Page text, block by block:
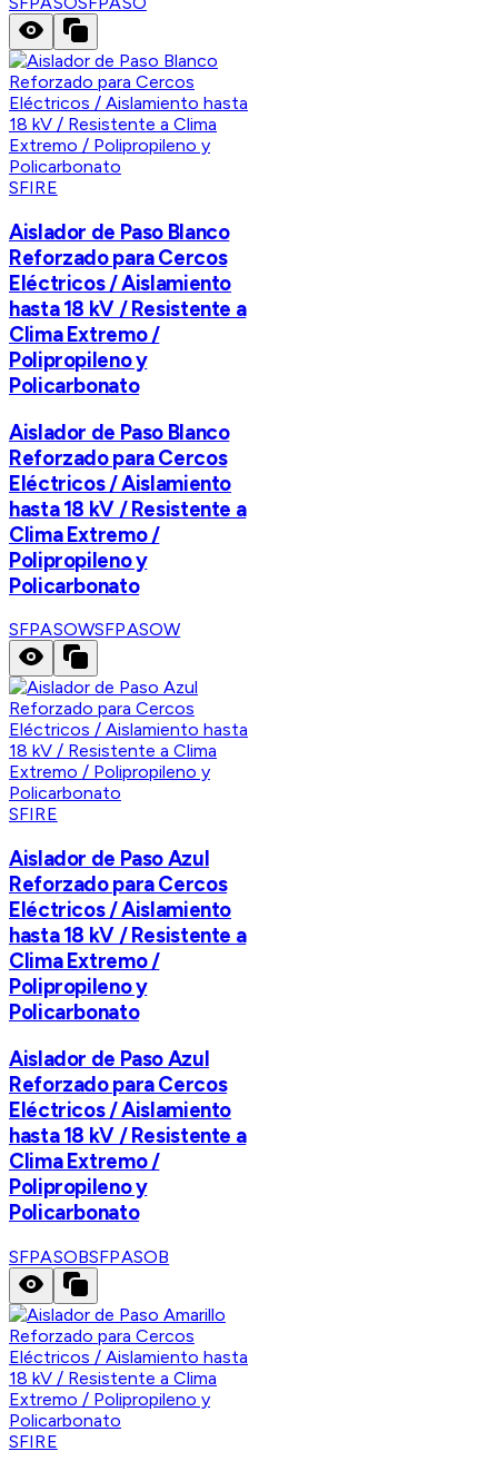
SFIRE
Aislador de Paso Blanco
Reforzado para Cercos
Eléctricos / Aislamiento
hasta 18 kV / Resistente a
Clima Extremo /
Polipropileno y
Policarbonato
Aislador de Paso Blanco
Reforzado para Cercos
Eléctricos / Aislamiento
hasta 18 kV / Resistente a
Clima Extremo /
Polipropileno y
Policarbonato
SFPASOWSFPASOW
SFIRE
Aislador de Paso Azul
Reforzado para Cercos
Eléctricos / Aislamiento
hasta 18 kV / Resistente a
Clima Extremo /
Polipropileno y
Policarbonato
Aislador de Paso Azul
Reforzado para Cercos
Eléctricos / Aislamiento
hasta 18 kV / Resistente a
Clima Extremo /
Polipropileno y
Policarbonato
SFPASOBSFPASOB
SFIRE